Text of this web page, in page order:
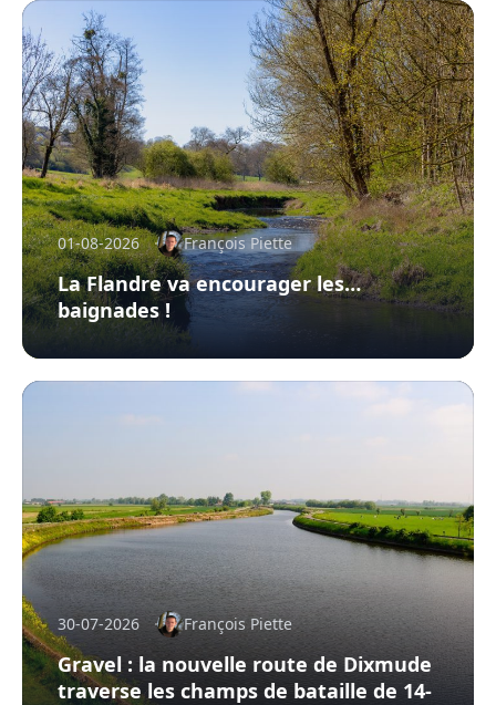
01-08-2026 François Piette
La Flandre va encourager les…
baignades !
30-07-2026 François Piette
Gravel : la nouvelle route de Dixmude
traverse les champs de bataille de 14-